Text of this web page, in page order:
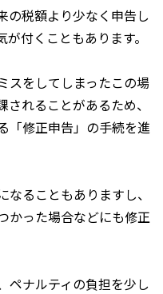
の税額より少なく申告し
付くこともあります。
スをしてしまったこの場
れることがあるため、
「修正申告」の手続を進
ることもありますし、
かった場合などにも修正
ペナルティの負担を少し